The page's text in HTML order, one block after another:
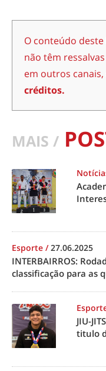
O conteúdo
não têm
em outros canais,
créditos.
MAIS /
Esporte /27.06.2025
INTERBAIRROS:
classificação para as
JIU-
titulo